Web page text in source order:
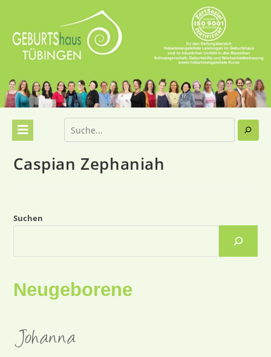
Caspian Zephaniah
Suchen
Neugeborene
Johanna